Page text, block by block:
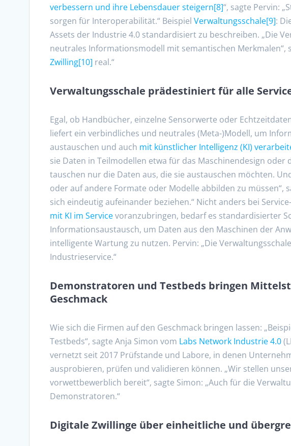
verbessern und ihre Lebensdauer steigern[8]“, sagte Pervin:
sorgen für Interoperabilität.“ Beispiel Verwaltungsschale[9]:
Assets der Industrie 4.0 standardisiert zu beschreiben. „Die
neutrales Informationsmodell mit semantischen Merkmalen“,
Zwilling[10] real.“
Verwaltungsschale prädestiniert für alle
Egal, ob Handbücher, einzelne Sensorwerte oder
liefert ein verbindliches und neutrales (Meta-)Modell, um
austauschen und auch mit künstlicher Intelligenz (KI)
sie Daten in Teilmodellen etwa für das Maschinendesign oder
tauschen nur die Daten aus, die sie austauschen möchten.
oder auf andere Formate oder Modelle abbilden zu müssen“,
sich eindeutig aufeinander beziehen.“ Nicht anders bei
mit KI im Servicevoranzubringen, bedarf es standardisierter
Informationsaustausch, um Daten aus den Maschinen der
intelligente Wartung zu nutzen. Pervin: „Die
Industrieservice.“
Demonstratoren und Testbeds bringen
Geschmack
Wie sich die Firmen auf den Geschmack bringen lassen:
Testbeds“, sagte Anja Simon vom Labs Network Industrie 4.0
vernetzt seit 2017 Prüfstande und Labore, in denen
ausprobieren, prüfen und validieren können. „Wir stellen
vorwettbewerblich bereit“, sagte Simon: „Auch für die
Demonstratoren.“
Digitale Zwillinge über einheitliche und